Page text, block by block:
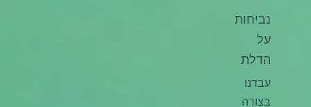
נביחות
על
הדלת
עבדנו
בצורה